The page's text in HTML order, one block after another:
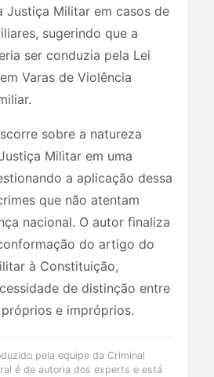
Justiça Militar em casos de
sugerindo que a
ser conduzia pela Lei
Varas de Violência
sobre a natureza
Militar em uma
a aplicação dessa
que não atentam
nacional. O autor finaliza
do artigo do
à Constituição,
de distinção entre
e impróprios.
pela equipe da Criminal
é de autoria dos experts e está